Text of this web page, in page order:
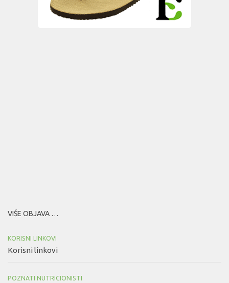
VIŠE OBJAVA …
KORISNI LINKOVI
Korisni linkovi
POZNATI NUTRICIONISTI